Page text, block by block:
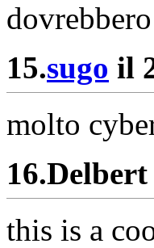
15.sugo il
molto
16.Delbert
this is a